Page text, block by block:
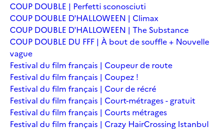
COUP DOUBLE | Perfetti sconosciuti
COUP DOUBLE D'HALLOWEEN | Climax
COUP DOUBLE D'HALLOWEEN | The Substance
COUP DOUBLE DU FFF | À bout de souffle + Nouvelle
vague
Festival du film français | Coupeur de route
Festival du film français | Coupez !
Festival du film français | Cour de récré
Festival du film français | Court-métrages - gratuit
Festival du film français | Courts métrages
Festival du film français | Crazy HairCrossing Istanbul